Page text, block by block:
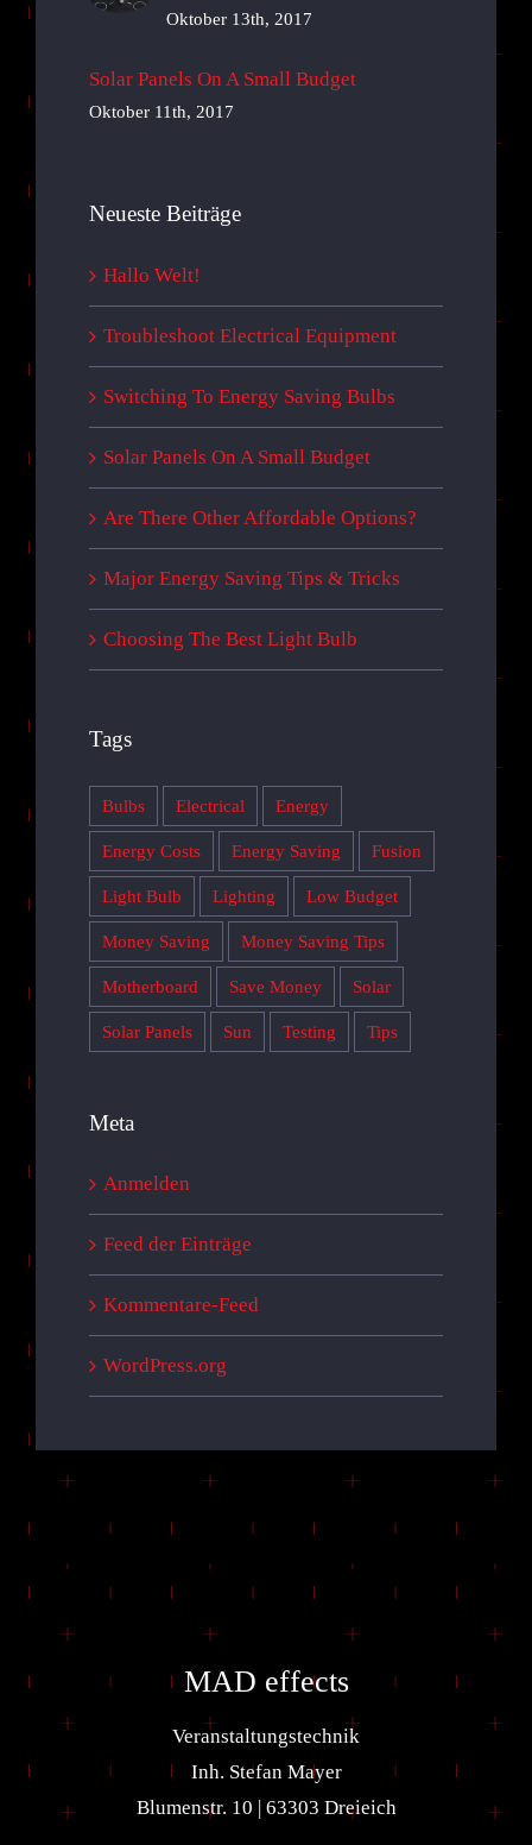
Oktober 13th, 2017
Solar Panels On A Small Budget
Oktober 11th, 2017
Neueste Beiträge
Hallo Welt!
Troubleshoot Electrical Equipment
Switching To Energy Saving Bulbs
Solar Panels On A Small Budget
Are There Other Affordable Options?
Major Energy Saving Tips & Tricks
Choosing The Best Light Bulb
Tags
Bulbs Electrical Energy
Energy Costs Energy Saving Fusion
Light Bulb Lighting Low Budget
Money Saving Money Saving Tips
Motherboard Save Money Solar
Solar Panels Sun Testing Tips
Meta
Anmelden
Feed der Einträge
Kommentare-Feed
WordPress.org
MAD effects
Veranstaltungstechnik
Inh. Stefan Mayer
Blumenstr. 10 | 63303 Dreieich